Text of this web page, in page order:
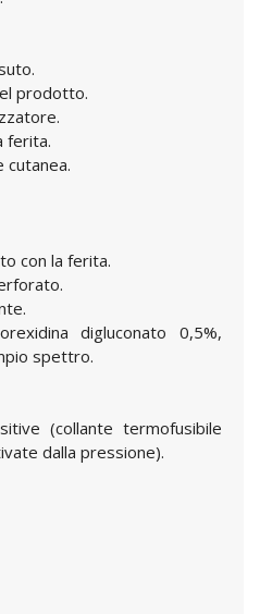
prodotto.
ferita.
con la ferita.
digluconato 0,5%,
spettro.
(collante termofusibile
dalla pressione).